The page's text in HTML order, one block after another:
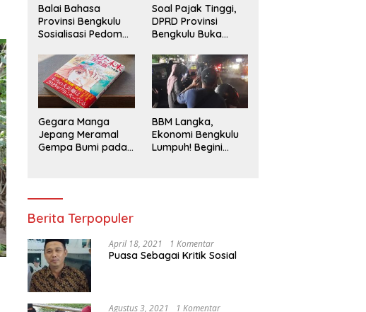
Balai Bahasa
Provinsi Bengkulu
Sosialisasi Pedoman
Penggunaan
Bahasa Indonesia
Soal Pajak Tinggi,
DPRD Provinsi
Bengkulu Buka
Pengaduan
Masyarakat
Gegara Manga
Jepang Meramal
Gempa Bumi pada
BBM Langka,
Ekonomi Bengkulu
Lumpuh! Begini
Berita Terpopuler
April 18, 2021 1 Komentar
Puasa Sebagai Kritik Sosial
Agustus 3, 2021 1 Komentar